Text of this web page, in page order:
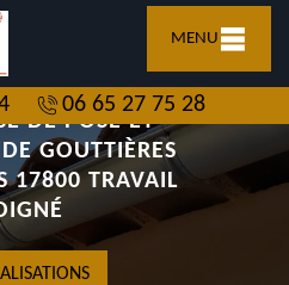
MENU
06 65 27 75 28
DE POSE ET
GOUTTIÈRES
17800 TRAVAIL